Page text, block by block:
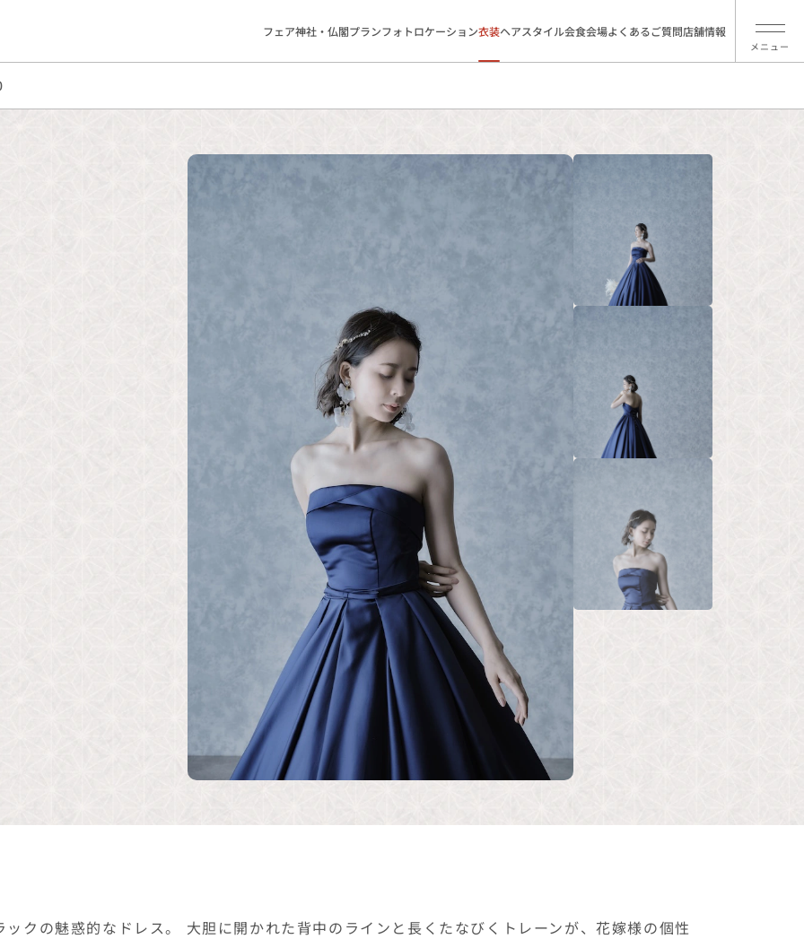
フェア神社・仏閣プランフォトロケーション衣装ヘアスタイル会食会場よくあるご質問店舗情報
クの魅惑的なドレス。 大胆に開かれた背中のラインと長くたなびくトレーンが、花嫁様の個性